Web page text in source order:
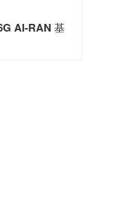
AI-RAN 基